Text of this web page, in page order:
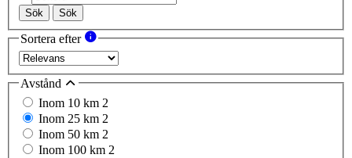
Sök Sök
Sortera efter
Avstånd
Inom 10 km 2
Inom 25 km 2
Inom 50 km 2
Inom 100 km 2